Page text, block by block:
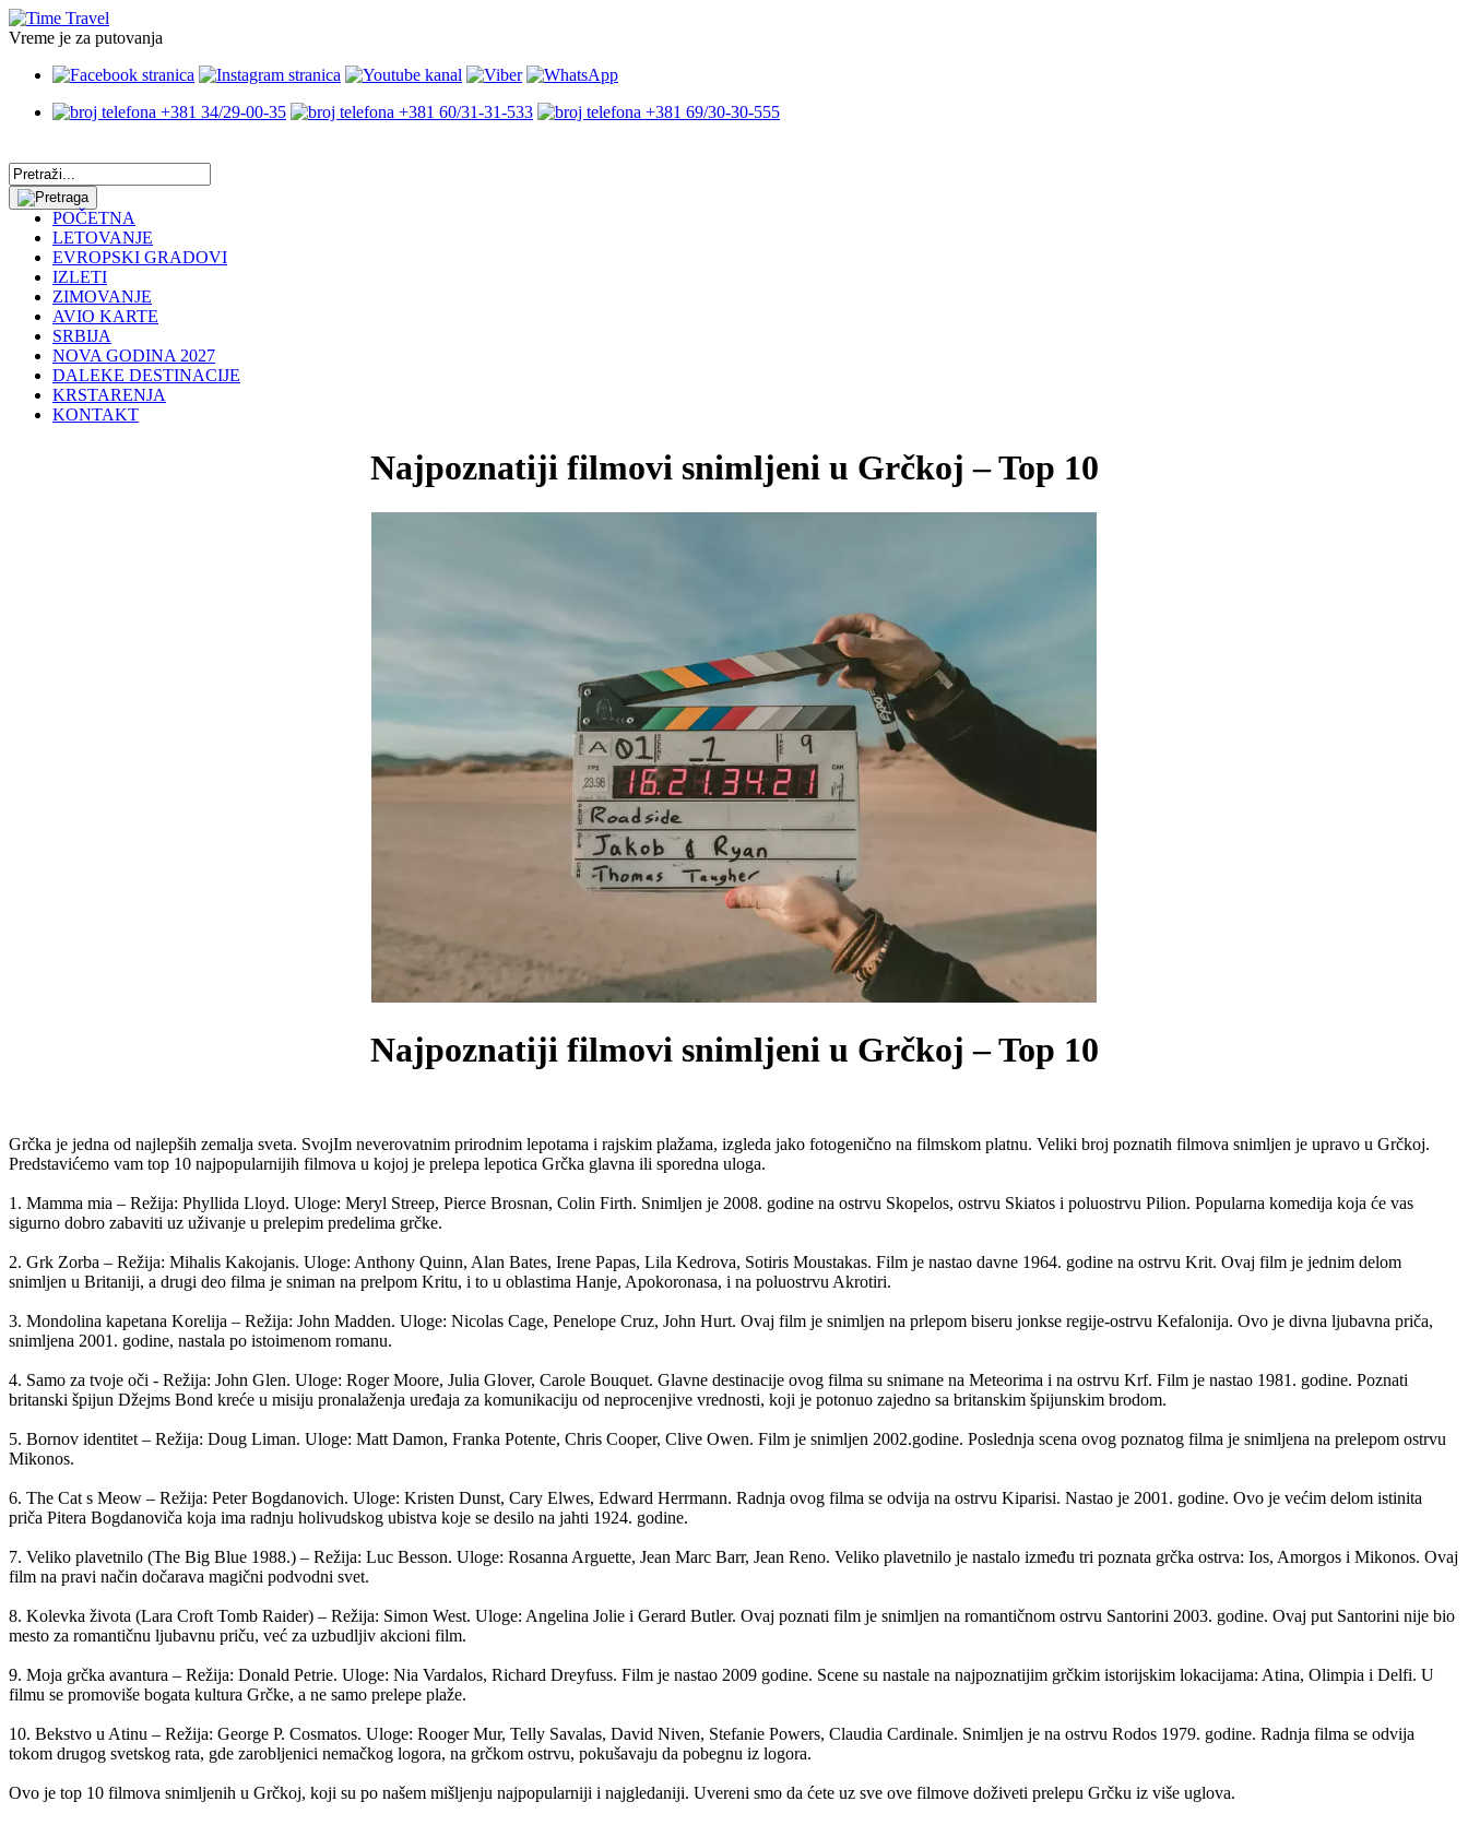
Vreme je za putovanja
+381 34/29-00-35 +381 60/31-31-533 +381 69/30-30-555
POČETNA
LETOVANJE
EVROPSKI GRADOVI
IZLETI
ZIMOVANJE
AVIO KARTE
SRBIJA
NOVA GODINA 2027
DALEKE DESTINACIJE
KRSTARENJA
KONTAKT
Najpoznatiji filmovi snimljeni u Grčkoj – Top 10
Najpoznatiji filmovi snimljeni u Grčkoj – Top 10
Grčka je jedna od najlepših zemalja sveta. SvojIm neverovatnim prirodnim lepotama i rajskim plažama, izgleda jako fotogenično na filmskom platnu. Veliki broj poznatih filmova snimljen je upravo u Grčkoj.
Predstavićemo vam top 10 najpopularnijih filmova u kojoj je prelepa lepotica Grčka glavna ili sporedna uloga.
1. Mamma mia – Režija: Phyllida Lloyd. Uloge: Meryl Streep, Pierce Brosnan, Colin Firth. Snimljen je 2008. godine na ostrvu Skopelos, ostrvu Skiatos i poluostrvu Pilion. Popularna komedija koja će vas
sigurno dobro zabaviti uz uživanje u prelepim predelima grčke.
2. Grk Zorba – Režija: Mihalis Kakojanis. Uloge: Anthony Quinn, Alan Bates, Irene Papas, Lila Kedrova, Sotiris Moustakas. Film je nastao davne 1964. godine na ostrvu Krit. Ovaj film je jednim delom
snimljen u Britaniji, a drugi deo filma je sniman na prelpom Kritu, i to u oblastima Hanje, Apokoronasa, i na poluostrvu Akrotiri.
3. Mondolina kapetana Korelija – Režija: John Madden. Uloge: Nicolas Cage, Penelope Cruz, John Hurt. Ovaj film je snimljen na prlepom biseru jonkse regije-ostrvu Kefalonija. Ovo je divna ljubavna priča,
snimljena 2001. godine, nastala po istoimenom romanu.
4. Samo za tvoje oči - Režija: John Glen. Uloge: Roger Moore, Julia Glover, Carole Bouquet. Glavne destinacije ovog filma su snimane na Meteorima i na ostrvu Krf. Film je nastao 1981. godine. Poznati
britanski špijun Džejms Bond kreće u misiju pronalaženja uređaja za komunikaciju od neprocenjive vrednosti, koji je potonuo zajedno sa britanskim špijunskim brodom.
5. Bornov identitet – Režija: Doug Liman. Uloge: Matt Damon, Franka Potente, Chris Cooper, Clive Owen. Film je snimljen 2002.godine. Poslednja scena ovog poznatog filma je snimljena na prelepom ostrvu
Mikonos.
6. The Cat s Meow – Režija: Peter Bogdanovich. Uloge: Kristen Dunst, Cary Elwes, Edward Herrmann. Radnja ovog filma se odvija na ostrvu Kiparisi. Nastao je 2001. godine. Ovo je većim delom istinita
priča Pitera Bogdanoviča koja ima radnju holivudskog ubistva koje se desilo na jahti 1924. godine.
7. Veliko plavetnilo (The Big Blue 1988.) – Režija: Luc Besson. Uloge: Rosanna Arguette, Jean Marc Barr, Jean Reno. Veliko plavetnilo je nastalo između tri poznata grčka ostrva: Ios, Amorgos i Mikonos. Ovaj
film na pravi način dočarava magični podvodni svet.
8. Kolevka života (Lara Croft Tomb Raider) – Režija: Simon West. Uloge: Angelina Jolie i Gerard Butler. Ovaj poznati film je snimljen na romantičnom ostrvu Santorini 2003. godine. Ovaj put Santorini nije bio
mesto za romantičnu ljubavnu priču, već za uzbudljiv akcioni film.
9. Moja grčka avantura – Režija: Donald Petrie. Uloge: Nia Vardalos, Richard Dreyfuss. Film je nastao 2009 godine. Scene su nastale na najpoznatijim grčkim istorijskim lokacijama: Atina, Olimpia i Delfi. U
filmu se promoviše bogata kultura Grčke, a ne samo prelepe plaže.
10. Bekstvo u Atinu – Režija: George P. Cosmatos. Uloge: Rooger Mur, Telly Savalas, David Niven, Stefanie Powers, Claudia Cardinale. Snimljen je na ostrvu Rodos 1979. godine. Radnja filma se odvija
tokom drugog svetskog rata, gde zarobljenici nemačkog logora, na grčkom ostrvu, pokušavaju da pobegnu iz logora.
Ovo je top 10 filmova snimljenih u Grčkoj, koji su po našem mišljenju najpopularniji i najgledaniji. Uvereni smo da ćete uz sve ove filmove doživeti prelepu Grčku iz više uglova.